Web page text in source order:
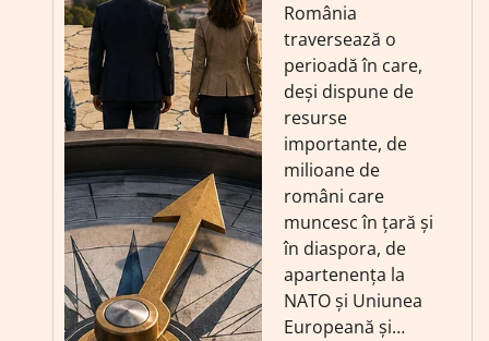
România
traversează o
perioadă în care,
deși dispune de
resurse
importante, de
milioane de
români care
muncesc în țară și
în diaspora, de
apartenența la
NATO și Uniunea
Europeană și…